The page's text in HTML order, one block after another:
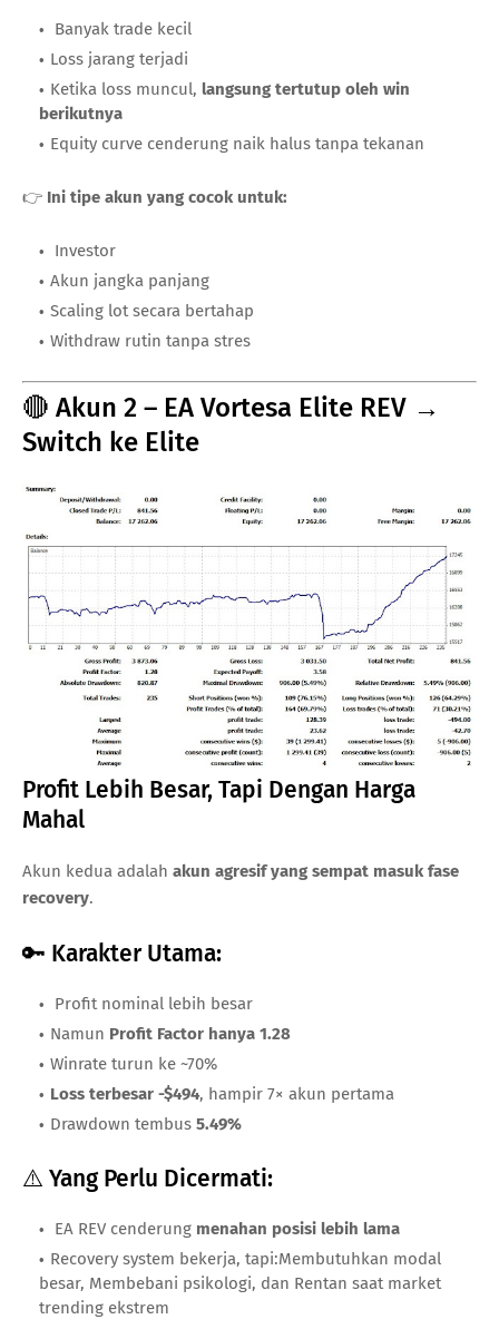
Banyak trade kecil
Loss jarang terjadi
Ketika loss muncul, langsung tertutup oleh win
berikutnya
Equity curve cenderung naik halus tanpa tekanan
👉 Ini tipe akun yang cocok untuk:
Investor
Akun jangka panjang
Scaling lot secara bertahap
Withdraw rutin tanpa stres
🔴 Akun 2 – EA Vortesa Elite REV →
Switch ke Elite
Profit Lebih Besar, Tapi Dengan Harga
Mahal
Akun kedua adalah akun agresif yang sempat masuk fase
recovery.
🔑 Karakter Utama:
Profit nominal lebih besar
Namun Profit Factor hanya 1.28
Winrate turun ke ~70%
Loss terbesar -$494, hampir 7× akun pertama
Drawdown tembus 5.49%
⚠️ Yang Perlu Dicermati:
EA REV cenderung menahan posisi lebih lama
Recovery system bekerja, tapi:Membutuhkan modal
besar, Membebani psikologi, dan Rentan saat market
trending ekstrem